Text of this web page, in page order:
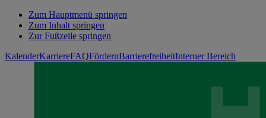
Zum Hauptmenü springen
Zum Inhalt springen
Zur Fußzeile springen
KalenderKarriereFAQFördernBarrierefreiheitInterner Bereich